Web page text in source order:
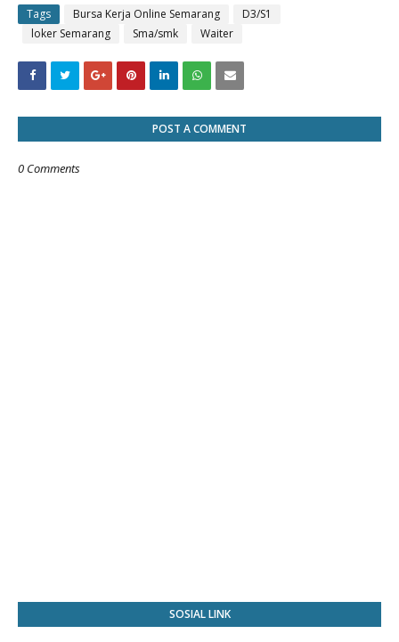
Tags Bursa Kerja Online Semarang
D3/S1
loker Semarang
Sma/smk Waiter
POST A COMMENT
0 Comments
SOSIAL LINK